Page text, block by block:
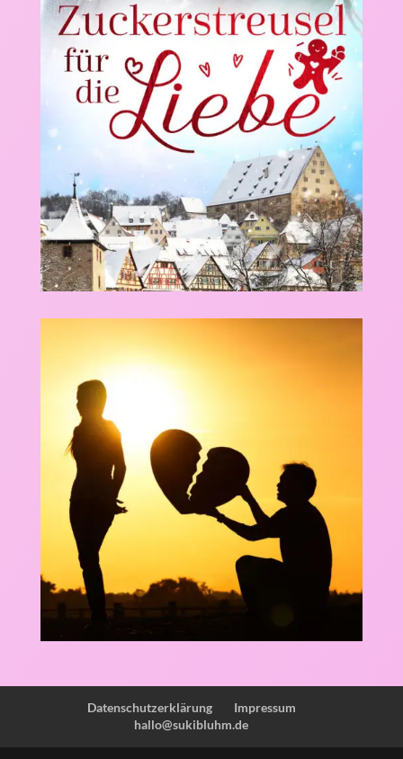
Datenschutzerklärung
Impressum
hallo@sukibluhm.de